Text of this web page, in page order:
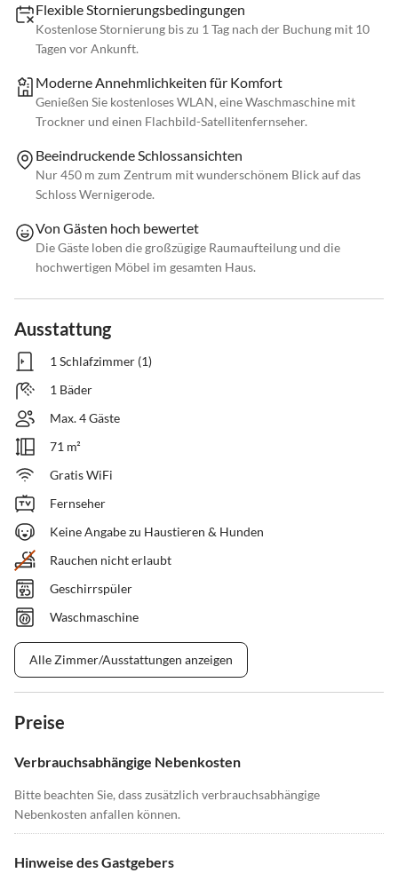
Flexible Stornierungsbedingungen
Kostenlose Stornierung bis zu 1 Tag nach der Buchung mit 10
Tagen vor Ankunft.
Moderne Annehmlichkeiten für Komfort
Genießen Sie kostenloses WLAN, eine Waschmaschine mit
Trockner und einen Flachbild-Satellitenfernseher.
Beeindruckende Schlossansichten
Nur 450 m zum Zentrum mit wunderschönem Blick auf das
Schloss Wernigerode.
Von Gästen hoch bewertet
Die Gäste loben die großzügige Raumaufteilung und die
hochwertigen Möbel im gesamten Haus.
Ausstattung
1 Schlafzimmer (1)
1 Bäder
Max. 4 Gäste
71 m²
Gratis WiFi
Fernseher
Keine Angabe zu Haustieren & Hunden
Rauchen nicht erlaubt
Geschirrspüler
Waschmaschine
Alle Zimmer/Ausstattungen anzeigen
Preise
Verbrauchsabhängige Nebenkosten
Bitte beachten Sie, dass zusätzlich verbrauchsabhängige
Nebenkosten anfallen können.
Hinweise des Gastgebers